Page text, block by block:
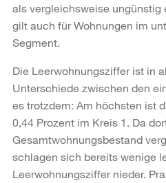
als vergleichsweise ungünstig
gilt auch für Wohnungen im
Segment.
Die Leerwohnungsziffer ist in
Unterschiede zwischen den
es trotzdem: Am höchsten ist
0,44 Prozent im Kreis 1. Da
Gesamtwohnungsbestand
schlagen sich bereits wenige
Leerwohnungsziffer nieder.